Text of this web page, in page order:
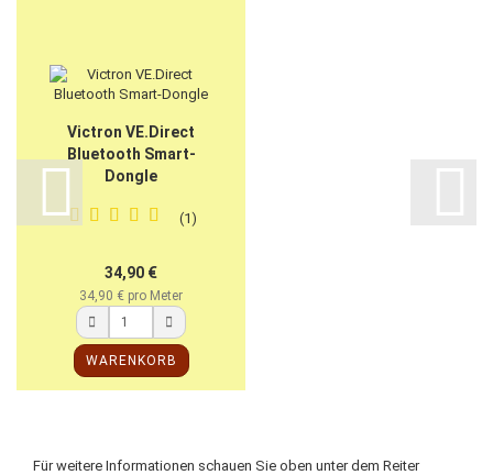
Vic­tron VE.Di­rect
Blue­tooth Smart-​​
Don­gle
1
34,90 €
34,90 € pro Meter
WARENKORB
Für weitere Informationen schauen Sie oben unter dem Reiter